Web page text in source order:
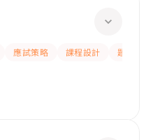
應試策略 課程設計
題目講解